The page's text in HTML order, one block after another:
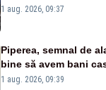
un produs
1 aug. 2026, 09:37
Piperea, semnal de
bine să avem bani
alertei energetice?
1 aug. 2026, 09:39